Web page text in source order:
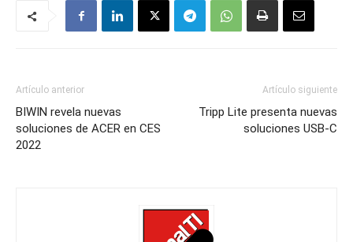
Artículo anterior
BIWIN revela nuevas
soluciones de ACER en CES
2022
Artículo siguiente
Tripp Lite presenta nuevas
soluciones USB-C